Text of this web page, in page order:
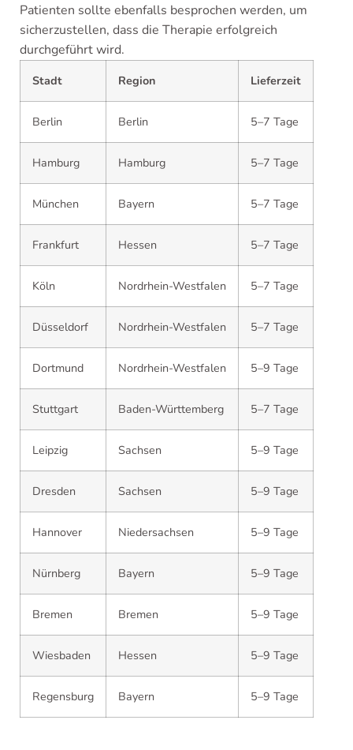
Patienten sollte ebenfalls besprochen werden, um
sicherzustellen, dass die Therapie erfolgreich
durchgeführt wird.
Stadt Region Lieferzeit
Berlin Berlin 5–7 Tage
Hamburg Hamburg 5–7 Tage
München Bayern 5–7 Tage
Frankfurt Hessen 5–7 Tage
Köln Nordrhein-Westfalen 5–7 Tage
Düsseldorf Nordrhein-Westfalen 5–7 Tage
Dortmund Nordrhein-Westfalen 5–9 Tage
Stuttgart Baden-Württemberg 5–7 Tage
Leipzig Sachsen 5–9 Tage
Dresden Sachsen 5–9 Tage
Hannover Niedersachsen 5–9 Tage
Nürnberg Bayern 5–9 Tage
Bremen Bremen 5–9 Tage
Wiesbaden Hessen 5–9 Tage
Regensburg Bayern 5–9 Tage